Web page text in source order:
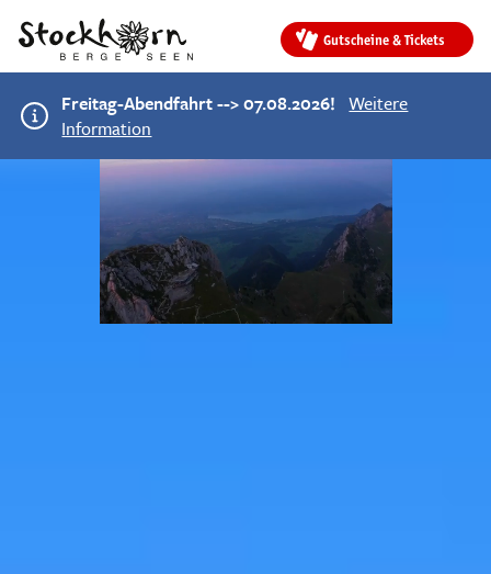
Gutscheine & Tickets
Freitag-Abendfahrt --> 07.08.2026! Weitere
Information